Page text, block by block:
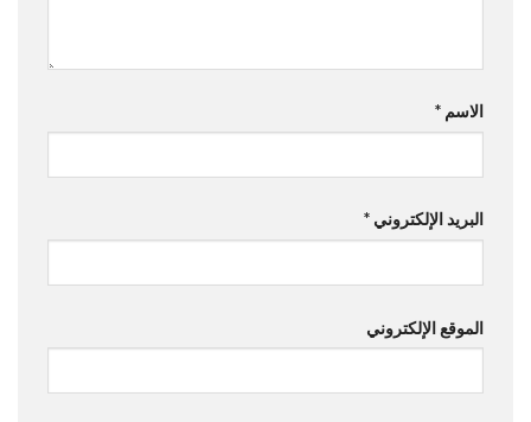
الاسم *
البريد الإلكتروني *
الموقع الإلكتروني